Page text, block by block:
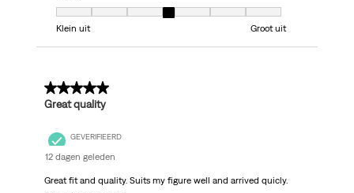
Model, 4 van 7, waarbij 1 gelijk is aan Klein uit en 7 gelijk is aan Groot uit
Klein uit
Groot uit
5 van 5 sterren.
Great quality
GEVERIFIEERD
12 dagen geleden
Great fit and quality. Suits my figure well and arrived quicly.